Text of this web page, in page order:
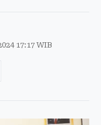
17:17 WIB